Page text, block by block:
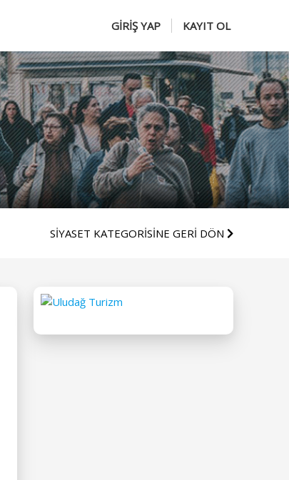
GİRİŞ YAP KAYIT OL
SİYASET KATEGORİSİNE GERİ DÖN